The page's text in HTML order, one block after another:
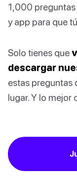
1,000 preguntas
y app para que
Solo tienes que
descargar
estas preguntas
lugar. Y lo mejor